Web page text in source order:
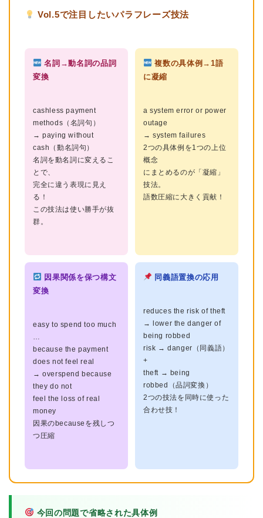
Vol.5で注目したいパラフレーズ技法
名詞→動名詞の品詞
変換
cashless payment
methods（名詞句）
→ paying without
cash（動名詞句）
名詞を動名詞に変えるこ
とで、
完全に違う表現に見え
る！
この技法は使い勝手が抜
群。
複数の具体例→1語
に凝縮
a system error or power
outage
→ system failures
2つの具体例を1つの上位
概念
にまとめるのが「凝縮」
技法。
語数圧縮に大きく貢献！
因果関係を保つ構文
変換
easy to spend too much
…
because the payment
does not feel real
→ overspend because
they do not
feel the loss of real
money
因果のbecauseを残しつ
つ圧縮
同義語置換の応用
reduces the risk of theft
→ lower the danger of
being robbed
risk → danger（同義語）
+
theft → being
robbed（品詞変換）
2つの技法を同時に使った
合わせ技！
今回の問題で省略された具体例